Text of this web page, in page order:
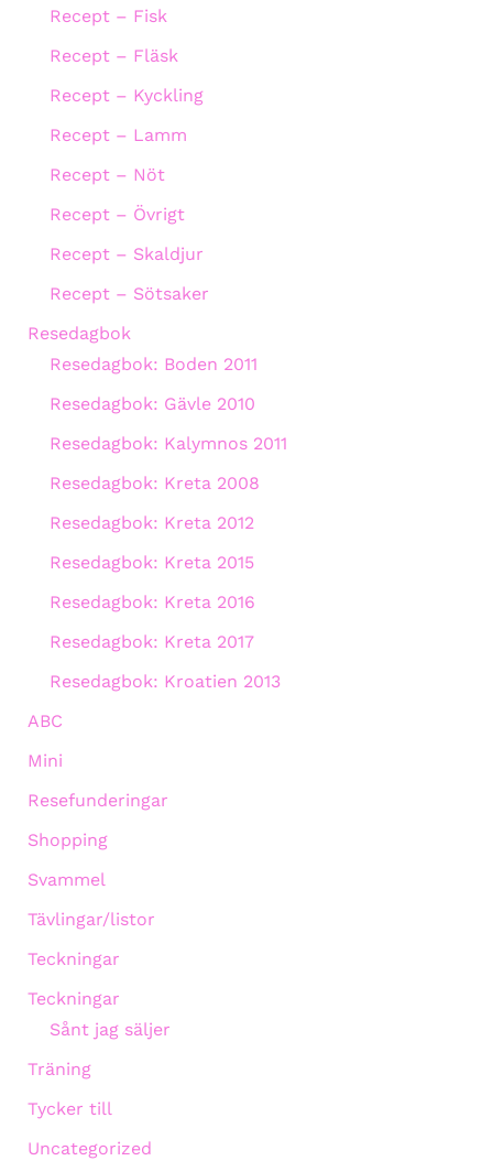
Recept – Fisk
Recept – Fläsk
Recept – Kyckling
Recept – Lamm
Recept – Nöt
Recept – Övrigt
Recept – Skaldjur
Recept – Sötsaker
Resedagbok
Resedagbok: Boden 2011
Resedagbok: Gävle 2010
Resedagbok: Kalymnos 2011
Resedagbok: Kreta 2008
Resedagbok: Kreta 2012
Resedagbok: Kreta 2015
Resedagbok: Kreta 2016
Resedagbok: Kreta 2017
Resedagbok: Kroatien 2013
ABC
Mini
Resefunderingar
Shopping
Svammel
Tävlingar/listor
Teckningar
Teckningar
Sånt jag säljer
Träning
Tycker till
Uncategorized